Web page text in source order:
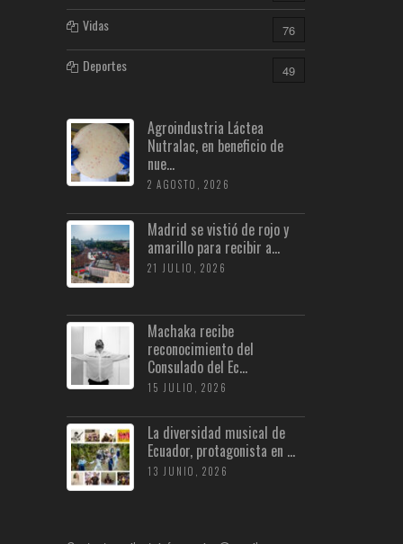
Vidas 76
Deportes 49
Agroindustria Láctea
Nutralac, en beneficio de
nue...
2 AGOSTO, 2026
Madrid se vistió de rojo y
amarillo para recibir a...
21 JULIO, 2026
Machaka recibe
reconocimiento del
Consulado del Ec...
15 JULIO, 2026
La diversidad musical de
Ecuador, protagonista en ...
13 JUNIO, 2026